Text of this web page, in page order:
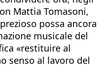
Mattia Tomasoni,
possa ancora
musicale del
«restituire al
senso al lavoro del